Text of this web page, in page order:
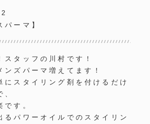
パーマ】
スタッフの川村です！
ンズパーマ増えてます！
にスタイリング剤を付けるだけ
、
です。
るパワーオイルでのスタイリン